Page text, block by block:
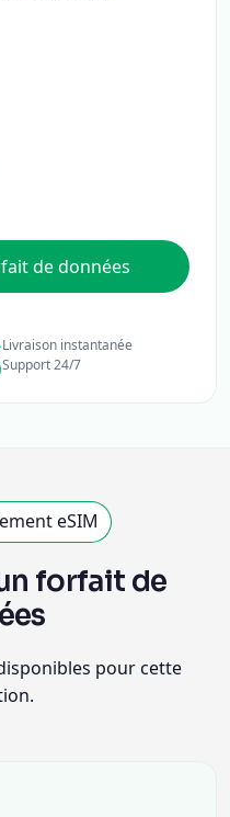
de données
Livraison instantanée
Support 24/7
eSIM
forfait de
pour cette